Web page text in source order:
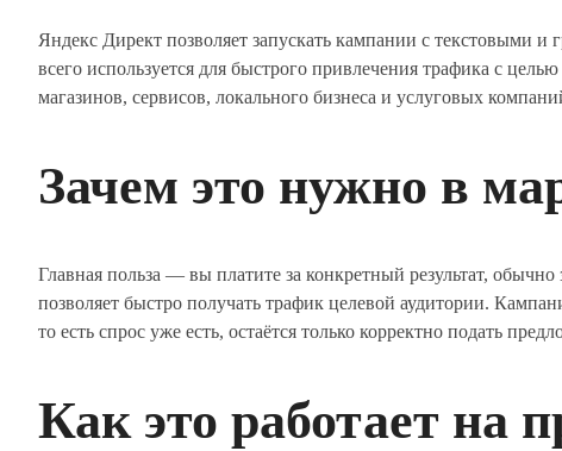
Яндекс Директ позволяет запускать кампании с текстовыми
всего используется для быстрого привлечения трафика с
магазинов, сервисов, локального бизнеса и услуговых
Зачем это нужно в
Главная польза — вы платите за конкретный результат,
позволяет быстро получать трафик целевой аудитории.
то есть спрос уже есть, остаётся только корректно подать
Как это работает на